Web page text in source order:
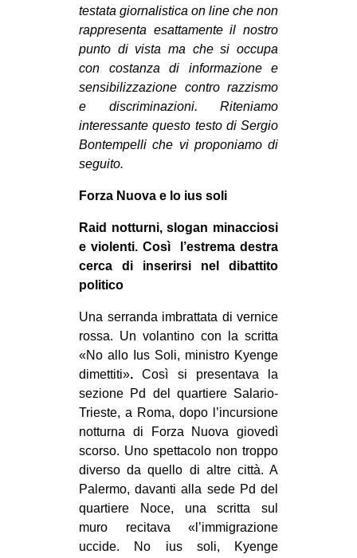
MUSICA
INTERNAZIONALE
AFRICA
AMERICHE
ESTREMO ORIENTE
MONDO
EVENTI
Fb
tw
bsky
ms
SEARCH
testata giornalistica on line che non
rappresenta esattamente il nostro
punto di vista ma che si occupa
con costanza di informazione e
sensibilizzazione contro razzismo
e discriminazioni. Riteniamo
interessante questo testo di Sergio
Bontempelli che vi proponiamo di
seguito.
Forza Nuova e lo ius soli
Raid notturni, slogan minacciosi
e violenti. Così l’estrema destra
cerca di inserirsi nel dibattito
politico
Una serranda imbrattata di vernice
rossa. Un volantino con la scritta
«No allo Ius Soli, ministro Kyenge
dimettiti». Così si presentava la
sezione Pd del quartiere Salario-
Trieste, a Roma, dopo l’incursione
notturna di Forza Nuova giovedì
scorso. Uno spettacolo non troppo
diverso da quello di altre città. A
Palermo, davanti alla sede Pd del
quartiere Noce, una scritta sul
muro recitava «l’immigrazione
uccide. No ius soli, Kyenge